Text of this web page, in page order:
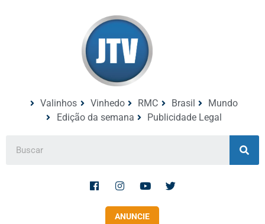
Valinhos Vinhedo RMC Brasil
Mundo
Edição da semana
Publicidade Legal
ANUNCIE